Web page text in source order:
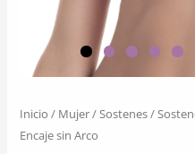
Inicio / Mujer/Sostenes/
Encaje sin Arco